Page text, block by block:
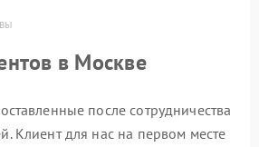
в Москве
после сотрудничества
Клиент для нас на первом месте